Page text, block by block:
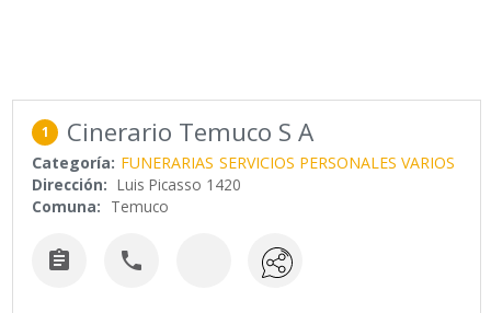
1 Cinerario Temuco S A
Categoría: FUNERARIAS SERVICIOS PERSONALES VARIOS
Dirección: Luis Picasso 1420
Comuna: Temuco
 